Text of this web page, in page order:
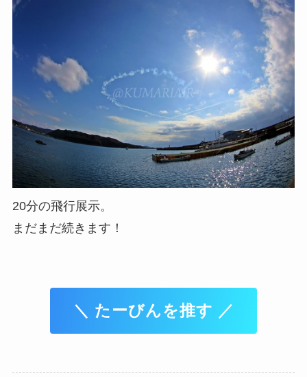
20分の飛行展示。
まだまだ続きます！
＼ たーびんを推す ／